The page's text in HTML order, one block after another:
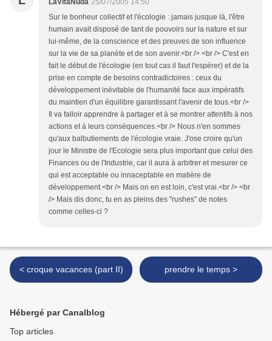
LaVitaNuda 25/07/2005 14:50
Sur le bonheur collectif et l'écologie : jamais jusque là, l'être
humain avait disposé de tant de pouvoirs sur la nature et sur
lui-même, de la conscience et des preuves de son influence
sur la vie de sa planète et de son avenir.<br /> <br /> C'est en
fait le début de l'écologie (en tout cas il faut l'espérer) et de la
prise en compte de besoins contradictoires : ceux du
développement inévitable de l'humanité face aux impératifs
du maintien d'un équilibre garantissant l'avenir de tous.<br />
Il va falloir apprendre à partager et à se montrer attentifs à nos
actions et à leurs conséquences.<br /> Nous n'en sommes
qu'aux balbutiements de l'écologie vraie. J'ose croire qu'un
jour le Ministre de l'Ecologie sera plus important que celui des
Finances ou de l'Industrie, car il aura à arbitrer et mesurer ce
qui est acceptable ou innaceptable en matière de
développement.<br /> Mais on en est loin, c'est vrai.<br /> <br
/> Mais dis donc, tu en as pleins des "rushes" de notes
comme celles-ci ?
< croque vacances (part II) prendre le temps >
Hébergé par Canalblog
Top articles